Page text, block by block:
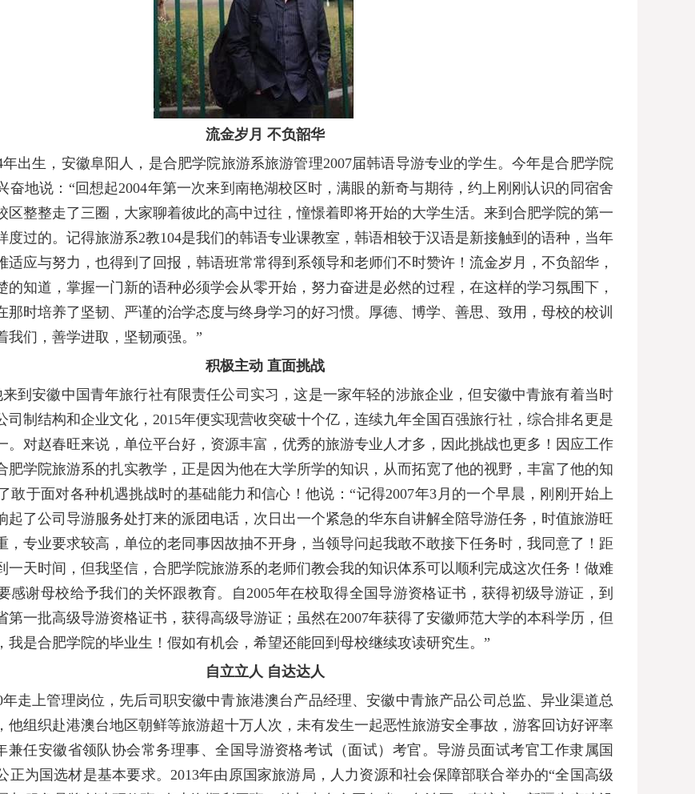
流金岁月 不负韶华
年出生，安徽阜阳人，是合肥学院旅游系旅游管理2007届韩语导游专业的学生。今年是合肥学院
奋地说：“回想起2004年第一次来到南艳湖校区时，满眼的新奇与期待，约上刚刚认识的同宿舍
区整整走了三圈，大家聊着彼此的高中过往，憧憬着即将开始的大学生活。来到合肥学院的第一
度过的。记得旅游系2教104是我们的韩语专业课教室，韩语相较于汉语是新接触到的语种，当年
适应与努力，也得到了回报，韩语班常常得到系领导和老师们不时赞许！流金岁月，不负韶华，
的知道，掌握一门新的语种必须学会从零开始，努力奋进是必然的过程，在这样的学习氛围下，
那时培养了坚韧、严谨的治学态度与终身学习的好习惯。厚德、博学、善思、致用，母校的校训
我们，善学进取，坚韧顽强。”
积极主动 直面挑战
到安徽中国青年旅行社有限责任公司实习，这是一家年轻的涉旅企业，但安徽中青旅有着当时
司制结构和企业文化， 2015年便实现营收突破十个亿，连续九年全国百强旅行社，综合排名更是
。对赵春旺来说，单位平台好，资源丰富，优秀的旅游专业人才多，因此挑战也更多！因应工作
肥学院旅游系的扎实教学，正是因为他在大学所学的知识，从而拓宽了他的视野，丰富了他的知
敢于面对各种机遇挑战时的基础能力和信心！他说：“记得2007年3 月的一个早晨，刚刚开始上
起了公司导游服务处打来的派团电话，次日出一个紧急的华东自讲解全陪导游任务，时值旅游旺
，专业要求较高，单位的老同事因故抽不开身，当领导问起我敢不敢接下任务时，我同意了！距
一天时间，但我坚信，合肥学院旅游系的老师们教会我的知识体系可以顺利完成这次任务！做难
感谢母校给予我们的关怀跟教育。自2005年在校取得全国导游资格证书，获得初级导游证，到
第一批高级导游资格证书，获得高级导游证；虽然在2007年获得了安徽师范大学的本科学历，但
我是合肥学院的毕业生！假如有机会，希望还能回到母校继续攻读研究生。”
自立立人 自达达人
年走上管理岗位，先后司职安徽中青旅港澳台产品经理、安徽中青旅产品公司总监、异业渠道总
他组织赴港澳台地区朝鲜等旅游超十万人次，未有发生一起恶性旅游安全事故，游客回访好评率
兼任安徽省领队协会常务理事、全国导游资格考试（面试）考官。导游员面试考官工作隶属国
正为国选材是基本要求。 2013年由原国家旅游局，人力资源和社会保障部联合举办的“全国高级